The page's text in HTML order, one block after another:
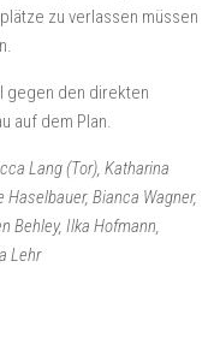
zu verlassen müssen
gegen den direkten
auf dem Plan.
Lang (Tor), Katharina
Bianca Wagner,
Behley, Ilka Hofmann,
Lehr